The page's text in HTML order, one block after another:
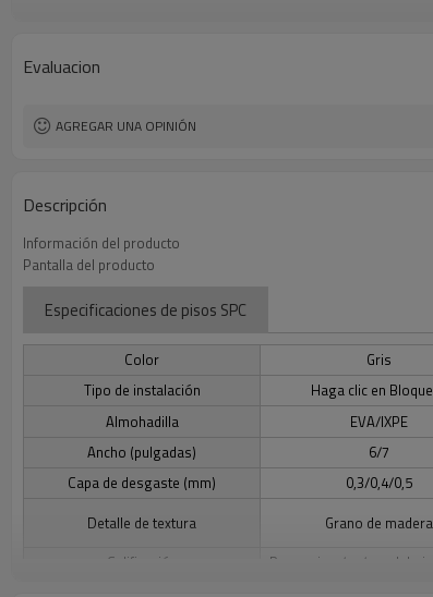
Evaluacion
AGREGAR UNA OPINIÓN
Descripción
Información del producto
Pantalla del producto
Especificaciones de pisos SPC
Color Gris
Tipo de instalación
Haga clic en
Almohadilla
EVA/IXPE
Ancho (pulgadas) 6/7
Capa de desgaste (mm)
0,3/0,4/0,5
Detalle de textura
Grano de madera
Calificación
Por encima/en/por